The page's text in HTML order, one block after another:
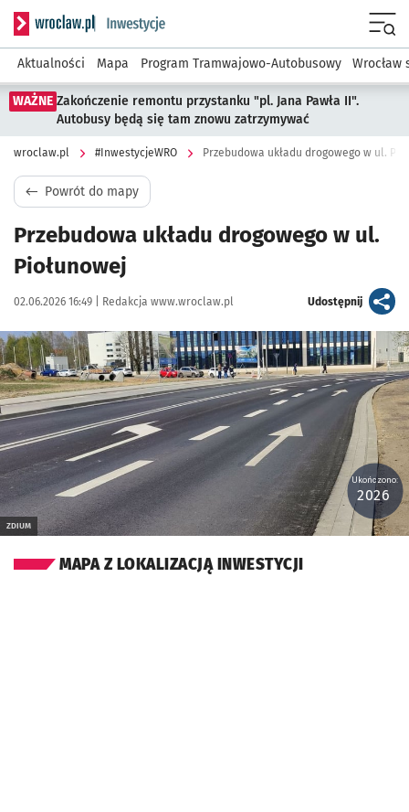
Serwis informacyjny wroclaw.pl podserwis:
Aktualności Mapa Program Tramwajowo-Autobusowy Wrocław
WAŻNE Zakończenie remontu przystanku "pl. Jana Pawła II".
Autobusy będą się tam znowu zatrzymywać
wroclaw.pl #InwestycjeWRO Przebudowa układu drogowego w ul.
Powrót do mapy
Przebudowa układu drogowego w ul.
Piołunowej
Data publikacji:
02.06.2026 16:49 | Autor:
Redakcja www.wroclaw.pl Udostępnijartykuł
Kliknij, aby powiększyć
ZDIUM
Ukończono:
2026
MAPA Z LOKALIZACJĄ INWESTYCJI